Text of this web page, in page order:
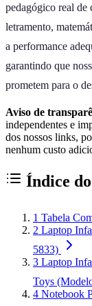
pedagógico real de
letramento,
a performance
garantindo que
prometem para o
Aviso de
independentes e
dos nossos links,
nenhum custo
Índice
1 Tabela
2 Laptop
5833)
3 Laptop
Toys
4 Notebook